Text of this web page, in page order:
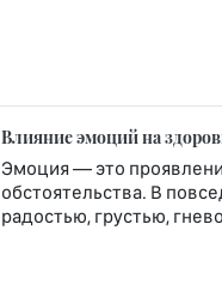
Влияние эмоций на
Эмоция — это
обстоятельства. В
радостью, грустью,